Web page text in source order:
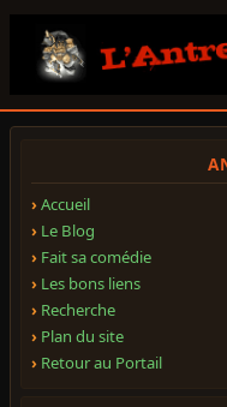
Accueil
Le Blog
Fait sa comédie
Les bons liens
Recherche
Plan du site
Retour au Portail